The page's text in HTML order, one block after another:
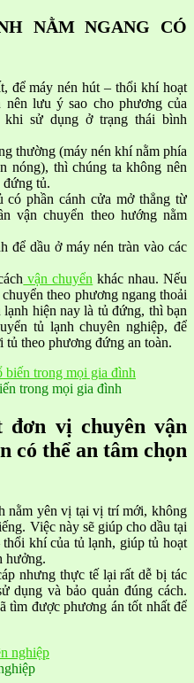
NẰM NGANG CÓ
để máy nén hút – thổi khí hoạt
lưu ý sao cho phương của
sử dụng ở trạng thái bình
thường (máy nén khí nằm phía
nóng), thì chúng ta không nên
đứng tủ.
phần cánh cửa mở thẳng từ
vận chuyển theo hướng nằm
để dầu ở máy nén tràn vào các
vận chuyển khác nhau. Nếu
theo phương ngang thoải
hiện nay là tủ đứng, thì bạn
tủ lạnh chuyên nghiệp, để
theo phương đứng an toàn.
trong mọi gia đình
vị chuyên vận
có thể an tâm chọn
nằm yên vị tại vị trí mới, không
Việc này sẽ giúp cho dầu tại
khí của tủ lạnh, giúp tủ hoạt
hưởng.
nhưng thực tế lại rất dễ bị tác
dụng và bảo quản đúng cách.
tìm được phương án tốt nhất để